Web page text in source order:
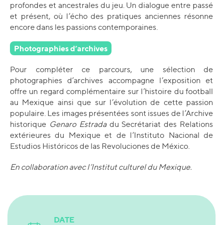
profondes et ancestrales du jeu. Un dialogue entre passé
et présent, où l’écho des pratiques anciennes résonne
encore dans les passions contemporaines.
Photographies d’archives
Pour compléter ce parcours, une sélection de
photographies d’archives accompagne l’exposition et
offre un regard complémentaire sur l’histoire du football
au Mexique ainsi que sur l’évolution de cette passion
populaire. Les images présentées sont issues de l’Archive
historique Genaro Estradadu Secrétariat des Relations
extérieures du Mexique et de l’Instituto Nacional de
Estudios Históricos de las Revoluciones de México.
En collaboration avec l’Institut culturel du Mexique.
DATE